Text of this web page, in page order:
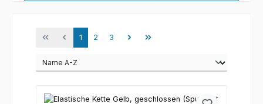
Seite
1 Seite
2 Seite
3